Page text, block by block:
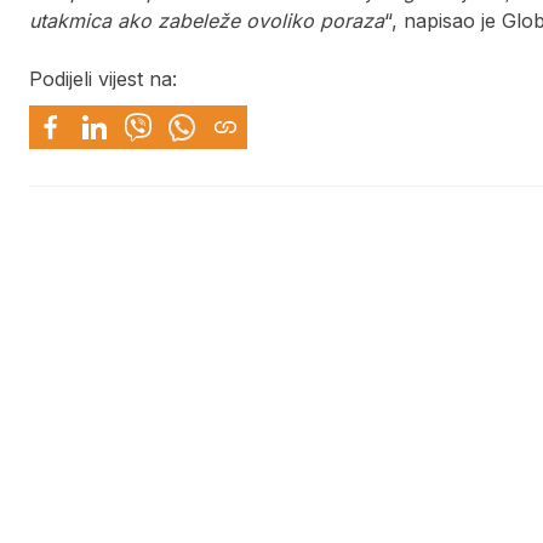
utakmica ako zabeleže ovoliko poraza“, napisao je
Podijeli vijest na: